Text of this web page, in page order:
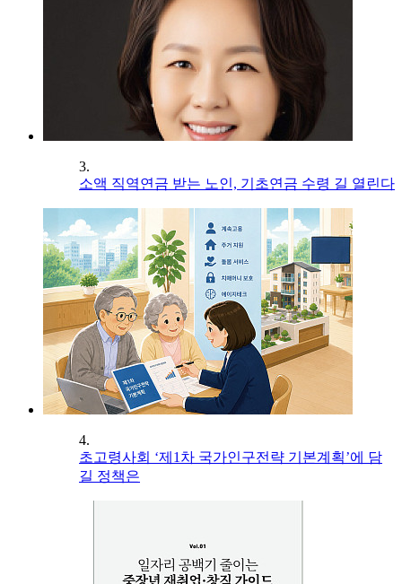
3.
소액 직역연금 받는 노인, 기초연금 수령 길 열린다
4.
초고령사회 ‘제1차 국가인구전략 기본계획’에 담
길 정책은